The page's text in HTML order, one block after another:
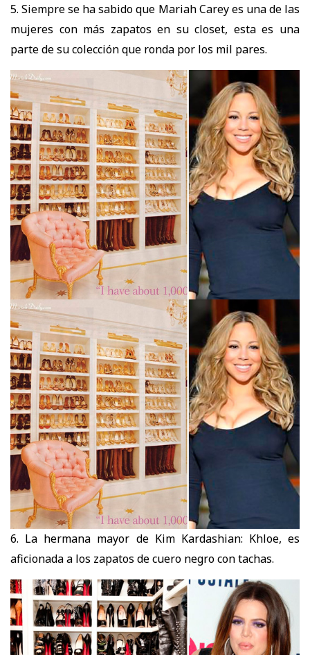
5. Siempre se ha sabido que Mariah Carey es una de las
mujeres con más zapatos en su closet, esta es una
parte de su colección que ronda por los mil pares.
6. La hermana mayor de Kim Kardashian: Khloe, es
aficionada a los zapatos de cuero negro con tachas.